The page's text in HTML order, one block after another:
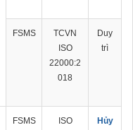
FSMS
TCVN
ISO
22000:2
018
Duy
trì
FSMS
ISO
Hủy